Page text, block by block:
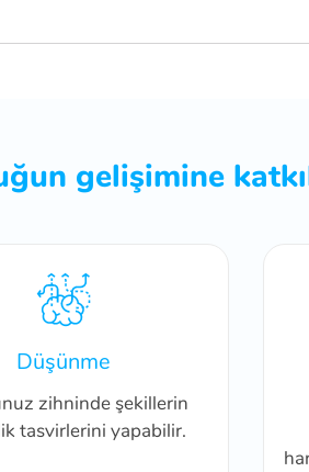
gelişimine
Düşünme
zihninde şekillerin
tasvirlerini yapabilir.